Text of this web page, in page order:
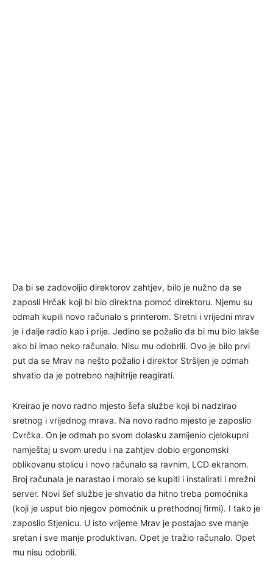
Da bi se zadovoljio direktorov zahtjev, bilo je nužno da se
zaposli Hrčak koji bi bio direktna pomoć direktoru. Njemu su
odmah kupili novo računalo s printerom. Sretni i vrijedni mrav
je i dalje radio kao i prije. Jedino se požalio da bi mu bilo lakše
ako bi imao neko računalo. Nisu mu odobrili. Ovo je bilo prvi
put da se Mrav na nešto požalio i direktor Stršljen je odmah
shvatio da je potrebno najhitrije reagirati.
Kreirao je novo radno mjesto šefa službe koji bi nadzirao
sretnog i vrijednog mrava. Na novo radno mjesto je zaposlio
Cvrčka. On je odmah po svom dolasku zamijenio cjelokupni
namještaj u svom uredu i na zahtjev dobio ergonomski
oblikovanu stolicu i novo računalo sa ravnim, LCD ekranom.
Broj računala je narastao i moralo se kupiti i instalirati i mrežni
server. Novi šef službe je shvatio da hitno treba pomoćnika
(koji je usput bio njegov pomoćnik u prethodnoj firmi). I tako je
zaposlio Stjenicu. U isto vrijeme Mrav je postajao sve manje
sretan i sve manje produktivan. Opet je tražio računalo. Opet
mu nisu odobrili.